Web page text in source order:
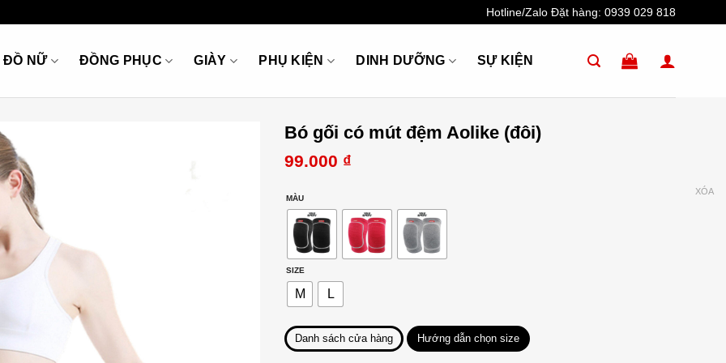
Hotline/Zalo Đặt hàng: 0939 029 818
ĐỒ NỮ ĐỒNG PHỤC GIÀY PHỤ KIỆN DINH DƯỠNG SỰ KIỆN
Bó gối có mút đệm Aolike (đôi)
99.000 ₫
MÀU
SIZE
M L
XÓA
Danh sách cửa hàng Hướng dẫn chọn size